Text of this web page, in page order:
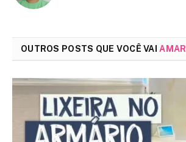
OUTROS POSTS QUE VOCÊ VAIAMAR